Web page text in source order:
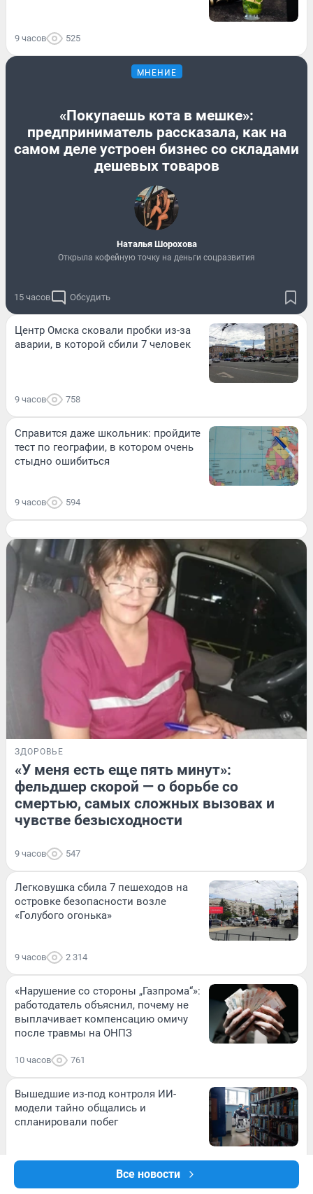
Все новости
9 часов 525
МНЕНИЕ
«Покупаешь кота в мешке»:
предприниматель рассказала, как на
самом деле устроен бизнес со складами
дешевых товаров
Наталья Шорохова
Открыла кофейную точку на деньги соцразвития
15 часов Обсудить
Центр Омска сковали пробки из-за
аварии, в которой сбили 7 человек
9 часов 758
Справится даже школьник: пройдите
тест по географии, в котором очень
стыдно ошибиться
9 часов 594
ЗДОРОВЬЕ
«У меня есть еще пять минут»:
фельдшер скорой — о борьбе со
смертью, самых сложных вызовах и
чувстве безысходности
9 часов 547
Легковушка сбила 7 пешеходов на
островке безопасности возле
«Голубого огонька»
9 часов 2 314
«Нарушение со стороны „Газпрома“»:
работодатель объяснил, почему не
выплачивает компенсацию омичу
после травмы на ОНПЗ
10 часов 761
Вышедшие из-под контроля ИИ-
модели тайно общались и
спланировали побег
10 часов 573